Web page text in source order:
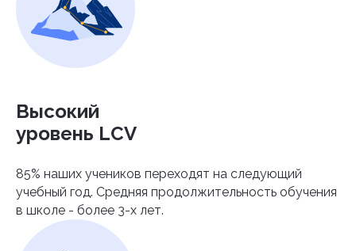
Высокий
уровень LCV
85% наших учеников переходят на следующий
учебный год. Средняя продолжительность обучения
в школе - более 3-х лет.